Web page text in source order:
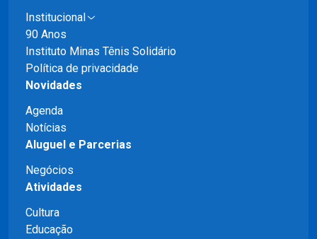
Institucional
90 Anos
Instituto Minas Tênis Solidário
Política de privacidade
Novidades
Agenda
Notícias
Aluguel e Parcerias
Negócios
Atividades
Cultura
Educação